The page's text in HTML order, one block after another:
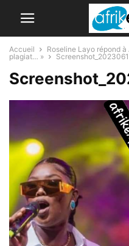
Accueil
Roseline Layo répond à
plagiat… »